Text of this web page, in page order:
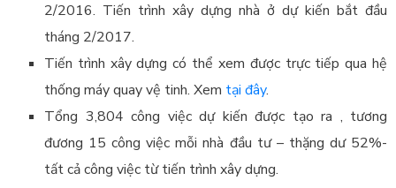
2/2016. Tiến trình xây dựng nhà ở dự kiến bắt đầu
tháng 2/2017.
Tiến trình xây dựng có thể xem được trực tiếp qua hệ
thống máy quay vệ tinh. Xem tại đây.
Tổng 3,804 công việc dự kiến được tạo ra , tương
đương 15 công việc mỗi nhà đầu tư – thặng dư 52%-
tất cả công việc từ tiến trình xây dựng.